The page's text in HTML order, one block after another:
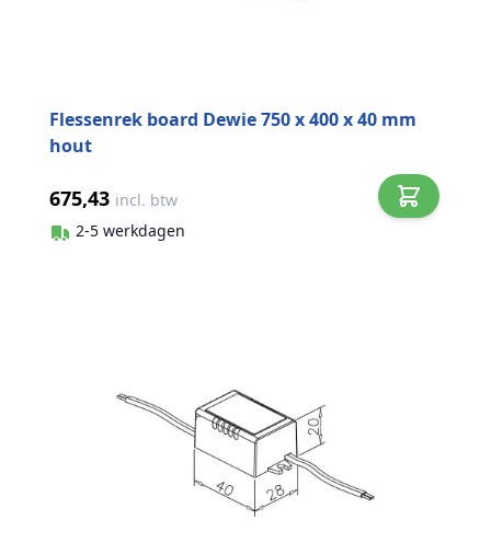
Flessenrek board Dewie 750 x 400 x 40 mm
hout
675,43 incl. btw
2-5 werkdagen